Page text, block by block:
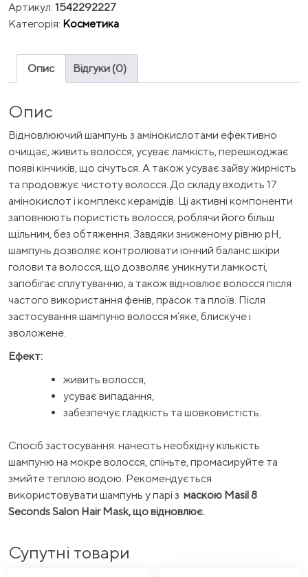
Артикул: 1542292227
Категорія: Косметика
Опис Відгуки (0)
Опис
Відновлюючий шампунь з амінокислотами ефективно
очищає, живить волосся, усуває ламкість, перешкоджає
появі кінчиків, що січуться. А також усуває зайву жирність
та продовжує чистоту волосся. До складу входить 17
амінокислот і комплекс керамідів. Ці активні компоненти
заповнюють пористість волосся, роблячи його більш
щільним, без обтяження. Завдяки зниженому рівню pH,
шампунь дозволяє контролювати іонний баланс шкіри
голови та волосся, що дозволяє уникнути ламкості,
запобігає сплутуванню, а також відновлює волосся після
частого використання фенів, прасок та плоїв. Після
застосування шампуню волосся м’яке, блискуче і
зволожене.
Ефект:
живить волосся,
усуває випадання,
забезпечує гладкість та шовковистість.
Спосіб застосування: нанесіть необхідну кількість
шампуню на мокре волосся, спіньте, промасируйте та
змийте теплою водою. Рекомендується
використовувати шампунь у парі з маскою Masil 8
Seconds Salon Hair Mask, що відновлює.
Супутні товари